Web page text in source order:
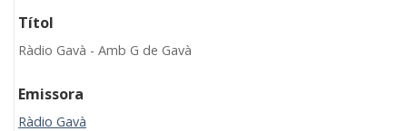
Títol
Ràdio Gavà - Amb G de Gavà
Emissora
Ràdio Gavà